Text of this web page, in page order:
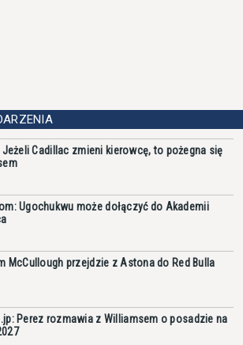
Jeżeli Cadillac zmieni kierowcę, to pożegna się
Ugochukwu może dołączyć do Akademii
McCullough przejdzie z Astona do Red Bulla
Perez rozmawia z Williamsem o posadzie na